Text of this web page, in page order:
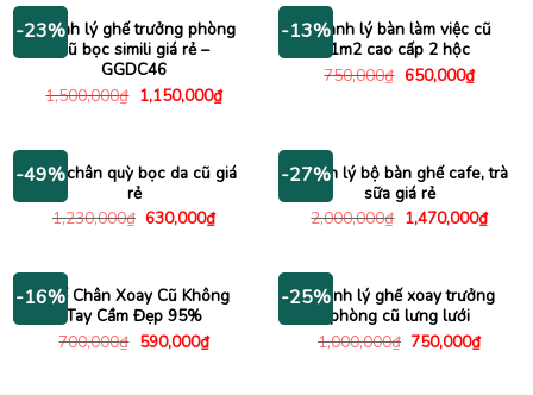
650,000₫.
-23%
Thanh lý ghế trưởng phòng
cũ bọc simili giá rẻ –
GGDC46
1,500,000₫ Giá
gốc
1,150,000₫Giá
hiện
1,150,000₫.
-13%Thanh lý bàn làm việc cũ
1m2 cao cấp 2 hộc
750,000₫ Giá
650,000₫Giá
hiện
-49%
Ghế chân quỳ bọc da cũ giá
rẻ
1,230,000₫ Giá
630,000₫Giá
hiện
630,000₫.
-27%
Thanh lý bộ bàn ghế cafe, trà
sữa giá rẻ
2,000,000₫ Giá
gốc
1,470,000₫Giá
hiện
-16%
Ghế Chân Xoay Cũ Không
Tay Cầm Đẹp 95%
700,000₫ Giá
590,000₫Giá
hiện
-25%Thanh lý ghế xoay trưởng
phòng cũ lưng lưới
1,000,000₫ Giá
750,000₫Giá
hiện